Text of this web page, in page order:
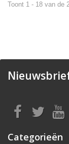
Toont 1 - 18 van de
Categorieën